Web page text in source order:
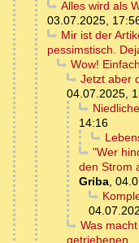
Alles wird als
03.07.2025,
Mir ist der
pessimstisch.
Wow!
Jetzt aber
04.07.2025,
14:16
"Wer
den Strom
Griba,
Was
getriebenen